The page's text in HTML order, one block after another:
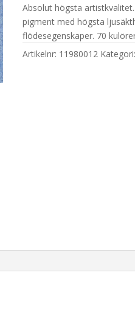
Absolut högsta
pigment med högsta
flödesegenskaper. 70
Artikelnr: 11980012 Kategori: